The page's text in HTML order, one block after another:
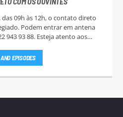
das 09h às 12h, o contato direto
Podem entrar em antena
Esteja atento aos
EPISODES